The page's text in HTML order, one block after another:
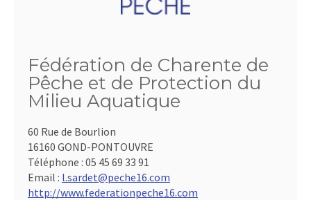
Fédération de Charente de
Pêche et de Protection du
Milieu Aquatique
60 Rue de Bourlion
16160 GOND-PONTOUVRE
Téléphone : 05 45 69 33 91
Email : l.sardet@peche16.com
http://www.federationpeche16.com